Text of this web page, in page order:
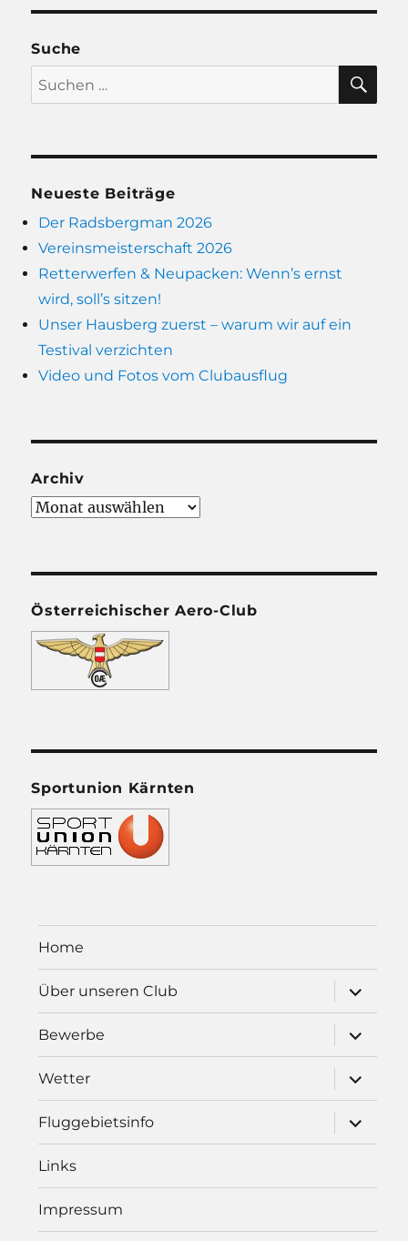
Suche
Suchen
nach:
Neueste Beiträge
Der Radsbergman 2026
Vereinsmeisterschaft 2026
Retterwerfen & Neupacken: Wenn’s ernst
wird, soll’s sitzen!
Unser Hausberg zuerst – warum wir auf ein
Testival verzichten
Video und Fotos vom Clubausflug
Archiv
Archiv
Österreichischer Aero-Club
Sportunion Kärnten
Home
Über unseren Club
öffnen
Bewerbe
öffnen
Wetter
öffnen
Fluggebietsinfo
öffnen
Links
Impressum